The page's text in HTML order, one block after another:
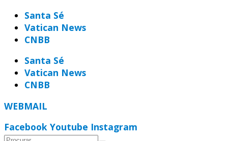
para
Santa Sé
Vatican News
CNBB
Santa Sé
Vatican News
CNBB
WEBMAIL
Facebook Youtube Instagram